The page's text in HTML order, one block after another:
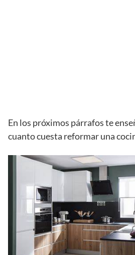
En los próximos párrafos te
cuanto cuesta reformar una